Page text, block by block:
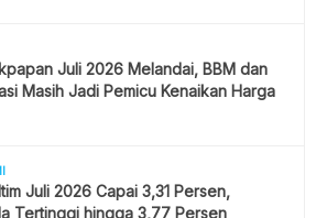
Juli 2026 Melandai, BBM dan
Masih Jadi Pemicu Kenaikan Harga
Juli 2026 Capai 3,31 Persen,
Tertinggi hingga 3,77 Persen